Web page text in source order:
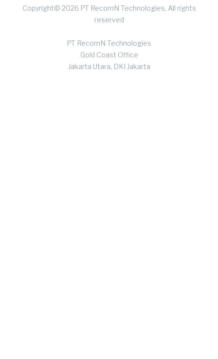
Copyright© 2026 PT RecomN Technologies, All rights
reserved
PT RecomN Technologies
Gold Coast Office
Jakarta Utara, DKI Jakarta